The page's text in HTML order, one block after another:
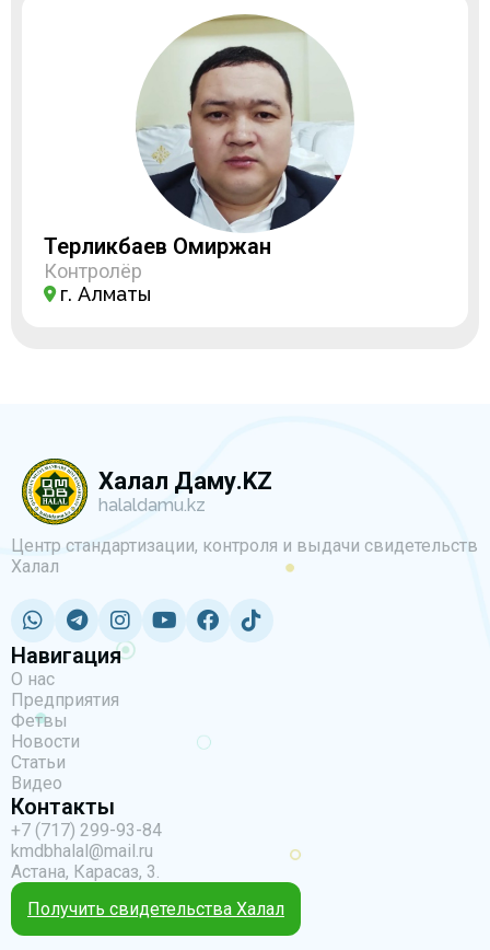
Терликбаев Омиржан
Контролёр
г. Алматы
Халал Даму.KZ
halaldamu.kz
Центр стандартизации, контроля и выдачи свидетельств
Халал
Навигация
О нас
Предприятия
Фетвы
Новости
Статьи
Видео
Контакты
+7 (717) 299-93-84
kmdbhalal@mail.ru
Астана, Карасаз, 3.
Получить свидетельства Халал